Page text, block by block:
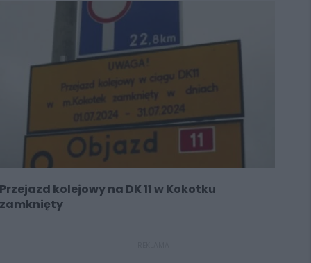
Przejazd kolejowy na DK 11 w Kokotku
zamknięty